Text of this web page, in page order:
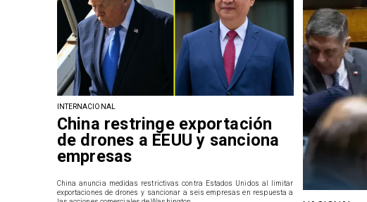
INTERNACIONAL
China restringe exportación
de drones a EEUU y sanciona
empresas
China anuncia medidas restrictivas contra Estados Unidos al limitar
exportaciones de drones y sancionar a seis empresas en respuesta a